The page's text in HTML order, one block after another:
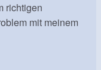
richtigen
mit meinem